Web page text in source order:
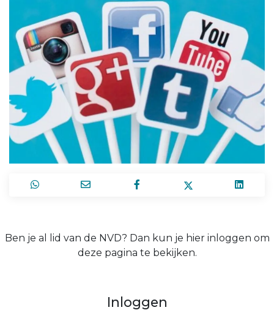
Ben je al lid van de NVD? Dan kun je hier inloggen om
deze pagina te bekijken.
Inloggen